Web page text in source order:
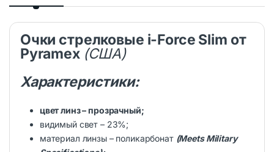
Очки стрелковые i-Force Slim от
Pyramex (США)
Характеристики:
цвет линз – прозрачный;
видимый свет – 23%;
материал линзы – поликарбонат (Meets Military